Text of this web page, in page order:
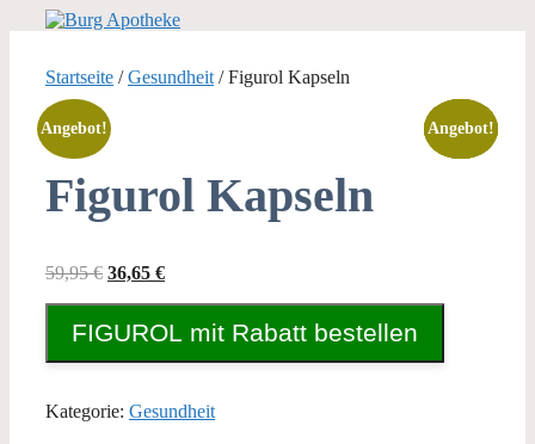
Startseite /Gesundheit / Figurol Kapseln
Angebot!
Figurol Kapseln
59,95€ Ursprünglicher
59,95 €
36,65 €Aktueller
36,65 €.
FIGUROL mit Rabatt bestellen
Kategorie: Gesundheit
Angebot!
Angebot!
Angebot!
Angebot!